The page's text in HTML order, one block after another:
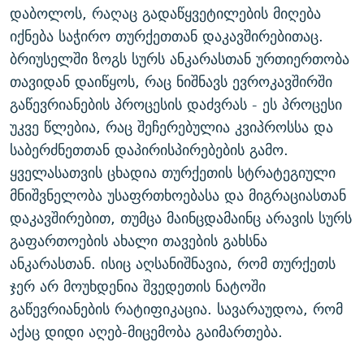
დაბოლოს, რაღაც გადაწყვეტილების მიღება
იქნება საჭირო თურქეთთან დაკავშირებითაც.
ბრიუსელში ზოგს სურს ანკარასთან ურთიერთობა
თავიდან დაიწყოს, რაც ნიშნავს ევროკავშირში
გაწევრიანების პროცესის დაძვრას - ეს პროცესი
უკვე წლებია, რაც შეჩერებულია კვიპროსსა და
საბერძნეთთან დაპირისპირებების გამო.
ყველასათვის ცხადია თურქეთის სტრატეგიული
მნიშვნელობა უსაფრთხოებასა და მიგრაციასთან
დაკავშირებით, თუმცა მაინცდამაინც არავის სურს
გაფართოების ახალი თავების გახსნა
ანკარასთან. ისიც აღსანიშნავია, რომ თურქეთს
ჯერ არ მოუხდენია შვედეთის ნატოში
გაწევრიანების რატიფიკაცია. სავარაუდოა, რომ
აქაც დიდი აღებ-მიცემობა გაიმართება.